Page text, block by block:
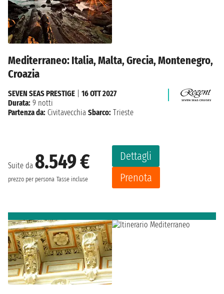
Mediterraneo: Italia, Malta, Grecia, Montenegro,
Croazia
Suite da 8.549 €
prezzo per persona Tasse incluse
Dettagli
Prenota
SEVEN SEAS PRESTIGE
16 OTT 2027
Durata: 9 notti
Partenza da: Civitavecchia Sbarco: Trieste